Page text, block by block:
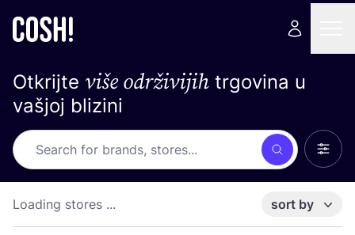
Otkrijte više održivijih trgovina u
vašjoj blizini
Search
Loading stores ... sort by